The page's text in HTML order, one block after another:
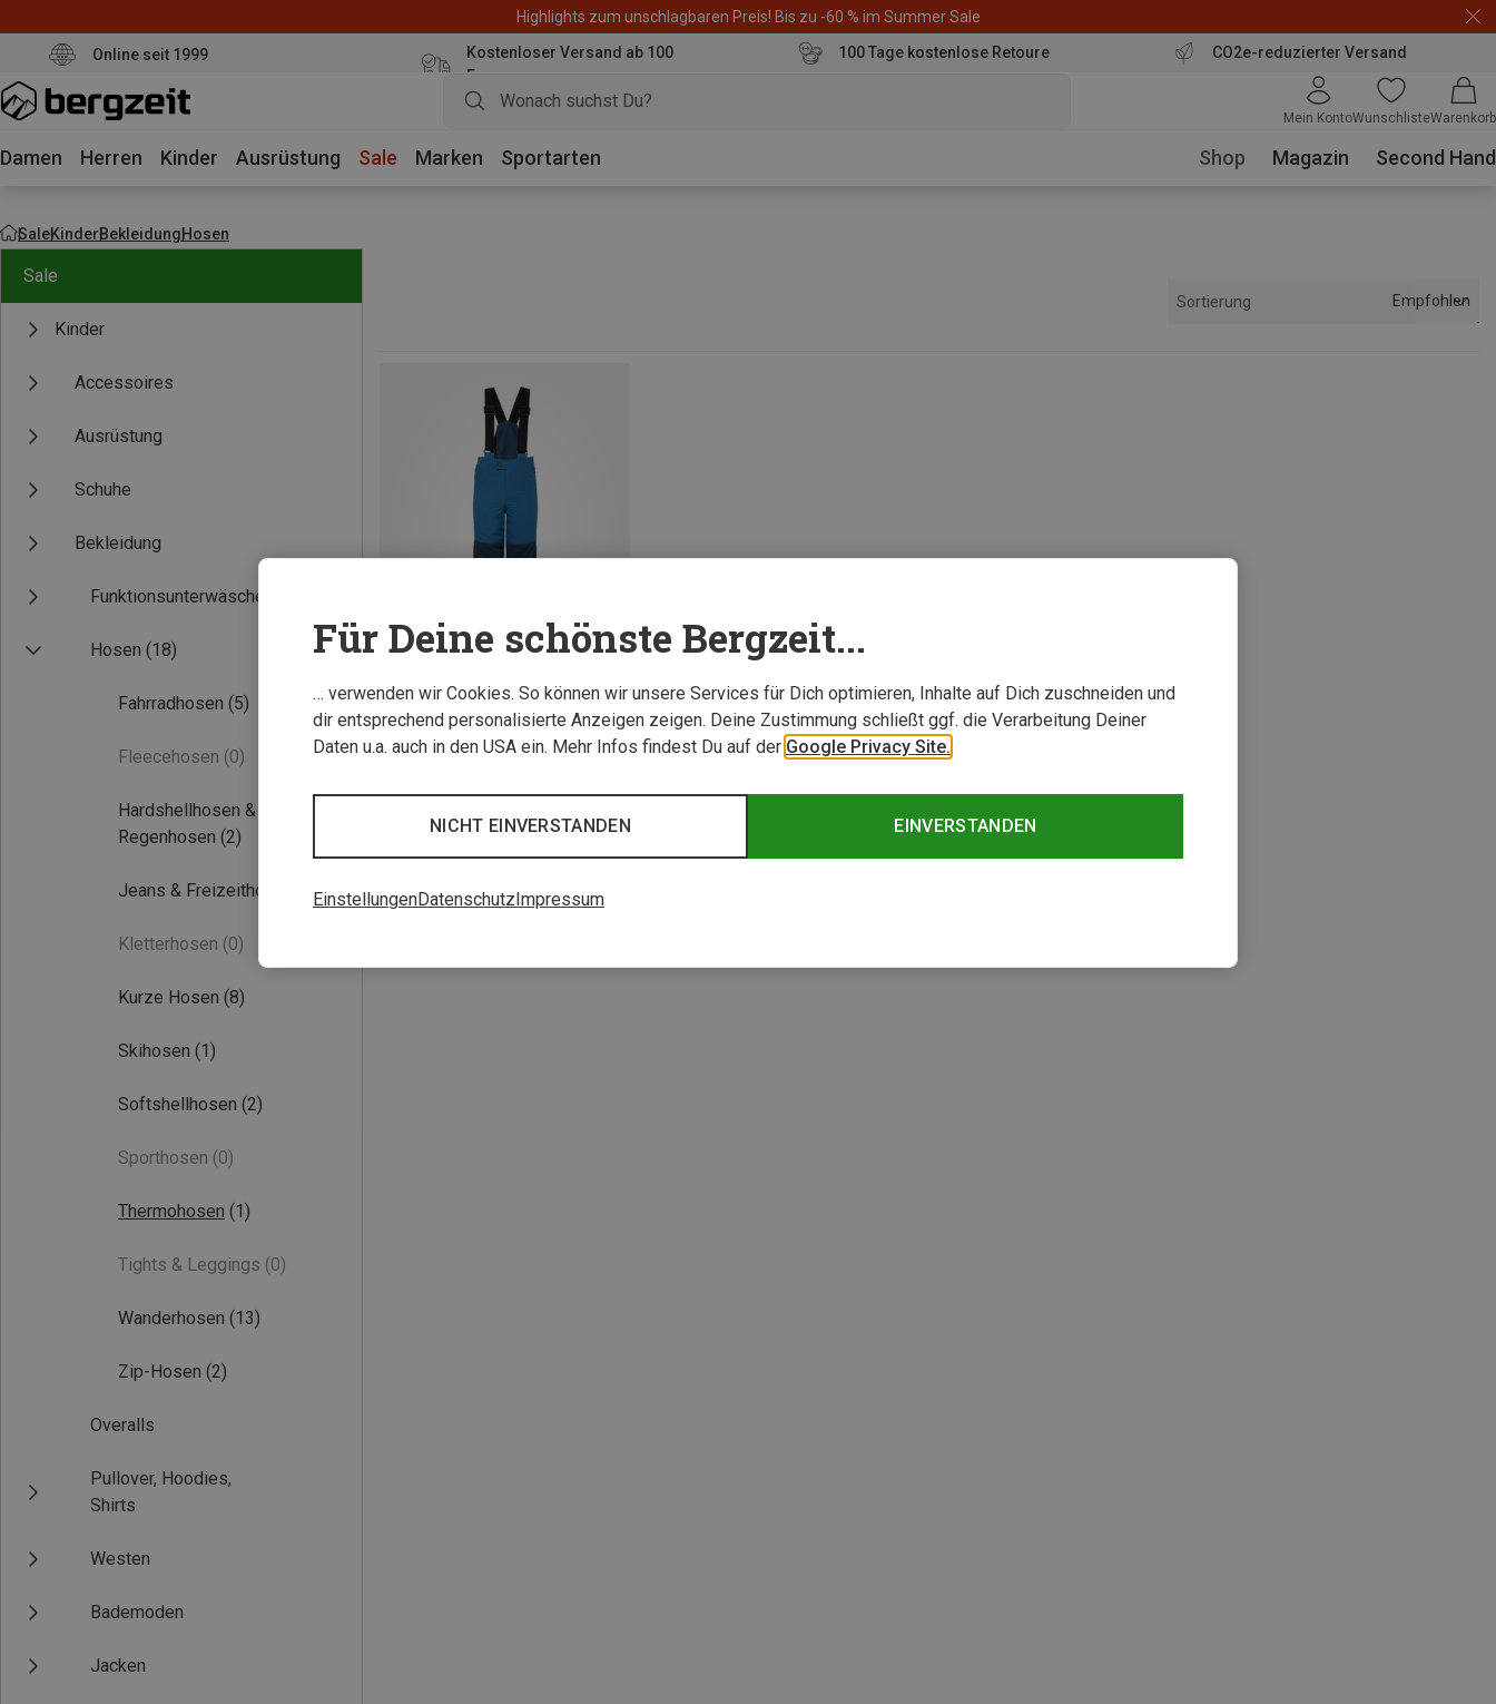
Highlights zum unschlagbaren Preis! Bis zu -60 % im Summer Sale
Online seit 1999
Kostenloser Versand ab 100
Euro
100 Tage kostenlose Retoure CO2e-reduzierter Versand
Mein KontoWunschlisteWarenkorb
Damen Herren Kinder Ausrüstung Sale Marken Sportarten Shop Magazin Second Hand
SaleKinderBekleidungHosen
Sale
Kinder
Accessoires
Ausrüstung
Schuhe
Bekleidung
Funktionsunterwäsche
Hosen (18)
Fahrradhosen (5)
Fleecehosen (0)
Hardshellhosen &
Regenhosen (2)
Jeans & Freizeithosen (1)
Kletterhosen (0)
Kurze Hosen (8)
Skihosen (1)
Softshellhosen (2)
Sporthosen (0)
Thermohosen (1)
Tights & Leggings (0)
Wanderhosen (13)
Zip-Hosen (2)
Overalls
Pullover, Hoodies,
Shirts
Westen
Bademoden
Jacken
Sortierung Empfohlen
Du sparst 21%
1 von 1 Artikel angesehen
Für Deine schönste Bergzeit...
… verwenden wir Cookies. So können wir unsere Services für Dich optimieren, Inhalte auf Dich zuschneiden und
dir entsprechend personalisierte Anzeigen zeigen. Deine Zustimmung schließt ggf. die Verarbeitung Deiner
Daten u.a. auch in den USA ein. Mehr Infos findest Du auf der Google Privacy Site.
EINVERSTANDEN
NICHT EINVERSTANDEN
EinstellungenDatenschutzImpressum